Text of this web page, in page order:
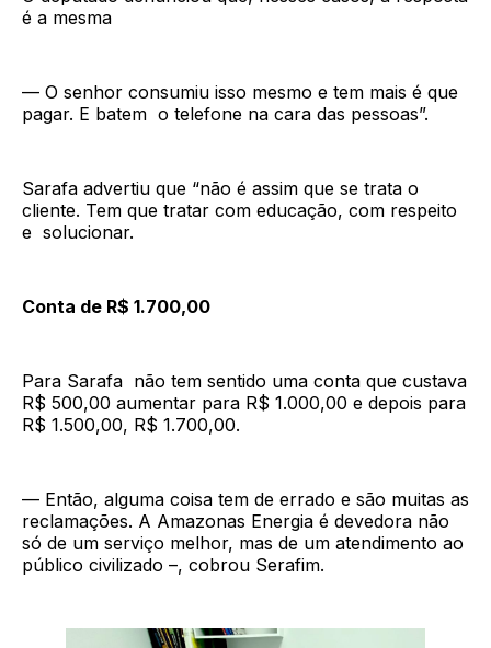
é a mesma
— O senhor consumiu isso mesmo e tem mais é que
pagar. E batem o telefone na cara das pessoas”.
Sarafa advertiu que “não é assim que se trata o
cliente. Tem que tratar com educação, com respeito
e solucionar.
Conta de R$ 1.700,00
Para Sarafa não tem sentido uma conta que custava
R$ 500,00 aumentar para R$ 1.000,00 e depois para
R$ 1.500,00, R$ 1.700,00.
— Então, alguma coisa tem de errado e são muitas as
reclamações. A Amazonas Energia é devedora não
só de um serviço melhor, mas de um atendimento ao
público civilizado –, cobrou Serafim.